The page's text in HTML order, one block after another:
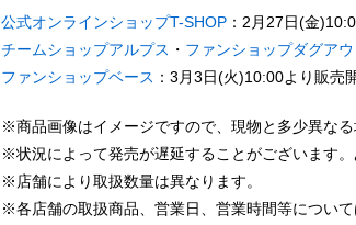
公式オンラインショップT-SHOP ：2月27日(金
チームショップアルプス ・ ファンショップダグアウ
ファンショップベース ：3月3日(火)10:00より販売
※商品画像はイメージですので、現物と多少異なる
※状況によって発売が遅延することがございます。
※店舗により取扱数量は異なります。
※各店舗の取扱商品、営業日、営業時間等につい